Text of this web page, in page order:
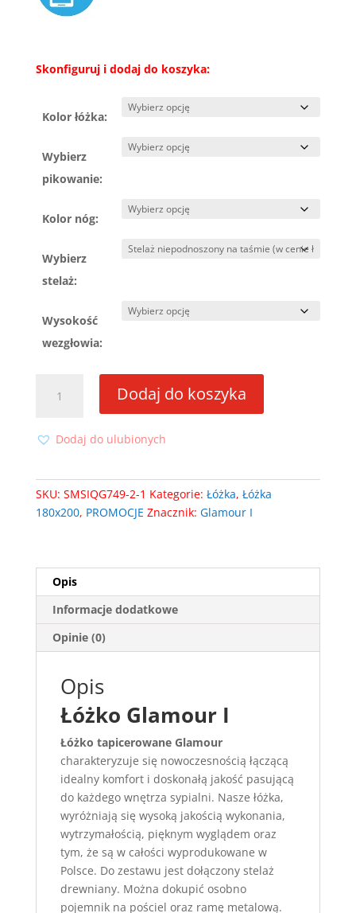
Skonfiguruj i dodaj do koszyka:
Kolor łóżka:
Wybierz
pikowanie:
Kolor nóg:
Wybierz
stelaż:
Wysokość
wezgłowia:
Łóżko
stelażem
Dodaj do koszyka
Dodaj do ulubionych
SKU: SMSIQG749-2-1 Kategorie: Łóżka, Łóżka
180x200, PROMOCJE Znacznik: Glamour I
Opis
Informacje dodatkowe
Opinie (0)
Opis
Łóżko Glamour I
Łóżko tapicerowane Glamour
charakteryzuje się nowoczesnością łączącą
idealny komfort i doskonałą jakość pasującą
do każdego wnętrza sypialni. Nasze łóżka,
wyróżniają się wysoką jakością wykonania,
wytrzymałością, pięknym wyglądem oraz
tym, że są w całości wyprodukowane w
Polsce. Do zestawu jest dołączony stelaż
drewniany. Można dokupić osobno
pojemnik na pościel oraz ramę metalową.